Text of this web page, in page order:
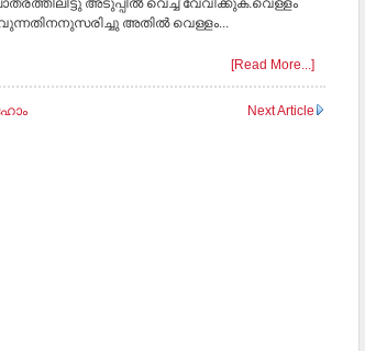
അടുപ്പില്‍ വെച്ച് വേവിക്കുക.വെള്ളം
അതില്‍ വെള്ളം...
[Read More...]
Next Article